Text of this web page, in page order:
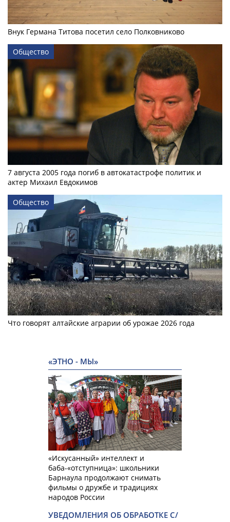
Внук Германа Титова посетил село Полковниково
Общество
7 августа 2005 года погиб в автокатастрофе политик и
актер Михаил Евдокимов
Общество
Что говорят алтайские аграрии об урожае 2026 года
«ЭТНО - МЫ»
«Искусанный» интеллект и
баба-«отступница»: школьники
Барнаула продолжают снимать
фильмы о дружбе и традициях
народов России
УВЕДОМЛЕНИЯ ОБ ОБРАБОТКЕ С/